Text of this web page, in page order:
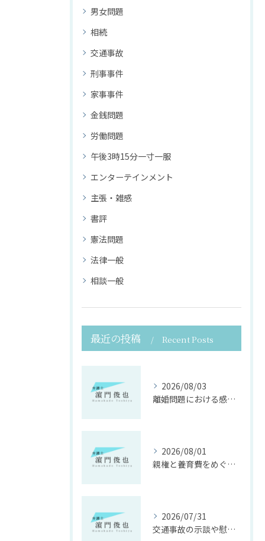
男女問題
相続
交通事故
刑事事件
家事事件
金銭問題
労働問題
午後3時15分一寸一服
エンターテインメント
主張・雑感
書評
憲法問題
法律一般
相談一般
最近の投稿 Recent Posts
2026/08/03
離婚問題における感情面に配慮した誠実な法律サポート
2026/08/01
親権と養育費をめぐる法律支援の重要性
2026/07/31
交通事故の示談や慰謝料算定の具体的手法